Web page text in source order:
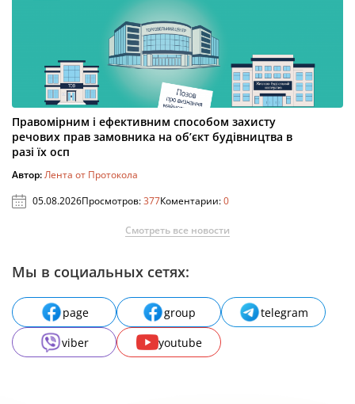
Правомірним і ефективним способом захисту
речових прав замовника на об’єкт будівництва в
разі їх осп
Автор:Лента от Протокола
05.08.2026Просмотров:377Коментарии:0
Смотреть все новости
Мы в социальных сетях:
page group
telegram
viber
youtube